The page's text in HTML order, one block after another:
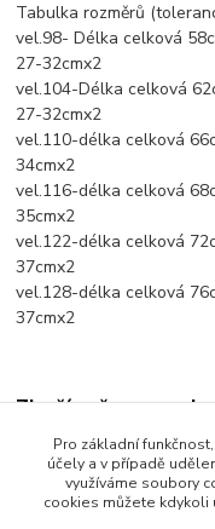
Tabulka rozměrů
vel.98- Délka celková
27-32cmx2
vel.104-Délka celková
27-32cmx2
vel.110-délka celková
34cmx2
vel.116-délka celková
35cmx2
vel.122-délka celková
37cmx2
vel.128-délka celková
37cmx2
Zboží zařazeno v
Dětské oblečení
Dětské kalhoty
Pro základní
účely a v případě
využíváme soubory
cookies můžete kdykoli